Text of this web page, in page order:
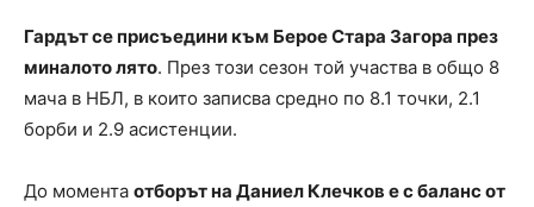
Гардът се присъедини към Берое Стара Загора през
миналото лято. През този сезон той участва в общо 8
мача в НБЛ, в които записва средно по 8.1 точки, 2.1
борби и 2.9 асистенции.
До момента отборът на Даниел Клечков е с баланс от